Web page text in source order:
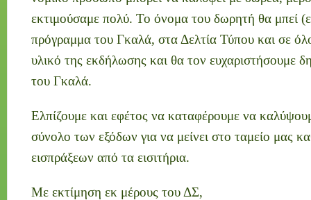
εκτιμούσαμε πολύ. Το όνομα του δωρητή θα μπεί
πρόγραμμα του Γκαλά, στα Δελτία Τύπου και σε
υλικό της εκδήλωσης και θα τον ευχαριστήσουμε
του Γκαλά.
Ελπίζουμε και εφέτος να καταφέρουμε να
σύνολο των εξόδων για να μείνει στο ταμείο μας
εισπράξεων από τα εισιτήρια.
Με εκτίμηση εκ μέρους του ΔΣ,